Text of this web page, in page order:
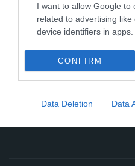
I want to allow Google to
related to advertising
device identifiers in apps.
I want to allow my user
Google for online
personalized advertising.
device identifiers in apps.
CONFIRM
Data Deletion Data